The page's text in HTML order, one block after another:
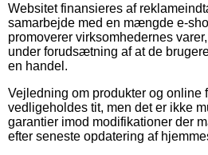
Websitet finansieres af
samarbejde med en mængde e-
promoverer virksomhedernes
under forudsætning af at de
en handel.
Vejledning om produkter og online
vedligeholdes tit, men det er ikke
garantier imod modifikationer der
efter seneste opdatering af